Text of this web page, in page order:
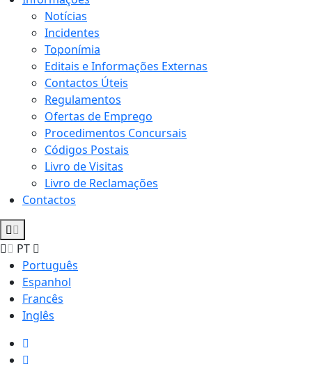
Notícias
Incidentes
Toponímia
Editais e Informações Externas
Contactos Úteis
Regulamentos
Ofertas de Emprego
Procedimentos Concursais
Códigos Postais
Livro de Visitas
Livro de Reclamações
Contactos
PT
Português
Espanhol
Francês
Inglês